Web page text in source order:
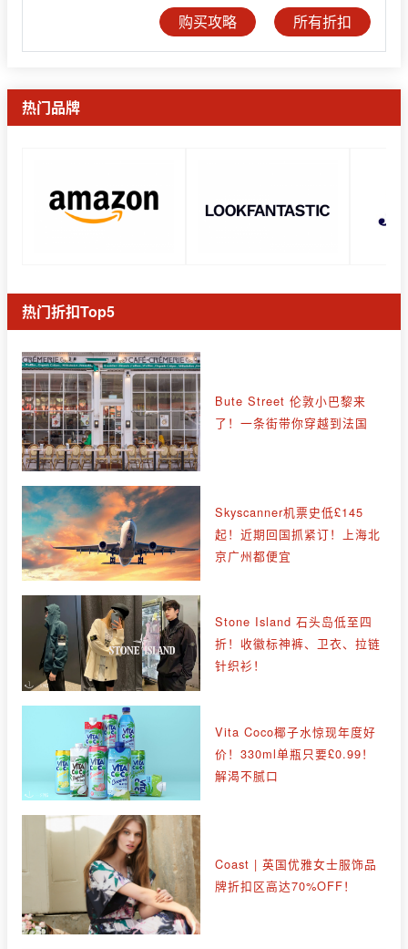
购买攻略 所有折扣
热门品牌
热门折扣Top5
Bute Street 伦敦小巴黎来
了！一条街带你穿越到法国
Skyscanner机票史低£145
起！近期回国抓紧订！上海北
京广州都便宜
Stone Island 石头岛低至四
折！收徽标神裤、卫衣、拉链
针织衫！
Vita Coco椰子水惊现年度好
价！330ml单瓶只要£0.99！
解渴不腻口
Coast | 英国优雅女士服饰品
牌折扣区高达70%OFF！